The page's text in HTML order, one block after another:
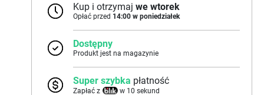
Kup i otrzymaj we wtorek
Opłać przed 14:00 w poniedziałek
Dostępny
Produkt jest na magazynie
Super szybka płatność
Zapłać z w 10 sekund